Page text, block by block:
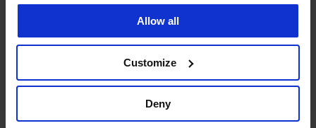
Allow all
Customize
Deny